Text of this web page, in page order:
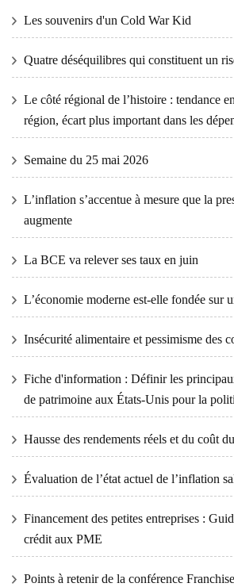
Les souvenirs d'un Cold War Kid
Quatre déséquilibres qui constituent un
Le côté régional de l’histoire : tendance
région, écart plus important dans les
Semaine du 25 mai 2026
L’inflation s’accentue à mesure que la
augmente
La BCE va relever ses taux en juin
L’économie moderne est-elle fondée sur
Insécurité alimentaire et pessimisme des
Fiche d'information : Définir les
de patrimoine aux États-Unis pour la
Hausse des rendements réels et du coût
Évaluation de l’état actuel de l’inflation
Financement des petites entreprises :
crédit aux PME
Points à retenir de la conférence